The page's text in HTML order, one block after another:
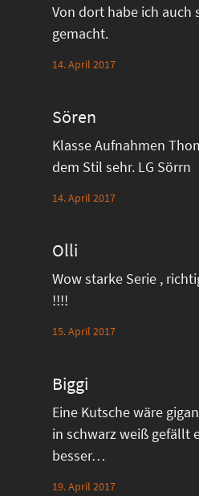
Von dort habe ich auch
gemacht.
14. April 2017
Sören
Klasse Aufnahmen
dem Stil sehr. LG Sörrn
14. April 2017
Olli
Wow starke Serie ,
!!!!
15. April 2017
Biggi
Eine Kutsche wäre
in schwarz weiß gefällt
besser…
19. April 2017